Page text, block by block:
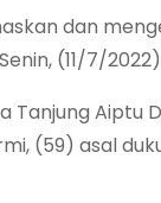
dan
(11/7/
Aiptu
(59) asal